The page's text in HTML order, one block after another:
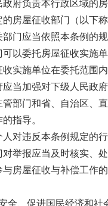
府负责本行政区域的
屋征收部门（以下称
应当依照本条例的规
以委托房屋征收实施
施单位在委托范围内
当加强对下级人民政
门和省、自治区、直
指导。
对违反本条例规定的
举报应当及时核实、
屋征收与补偿工作的
全、促进国民经济和社